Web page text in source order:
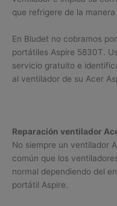
que refrigere de la
En Bludet no cobramos
portátiles Aspire 5830T.
servicio gratuito e
al ventilador de su Acer
Reparación ventilador
No siempre un ventilador
común que los
normal dependiendo del
portátil Aspire.